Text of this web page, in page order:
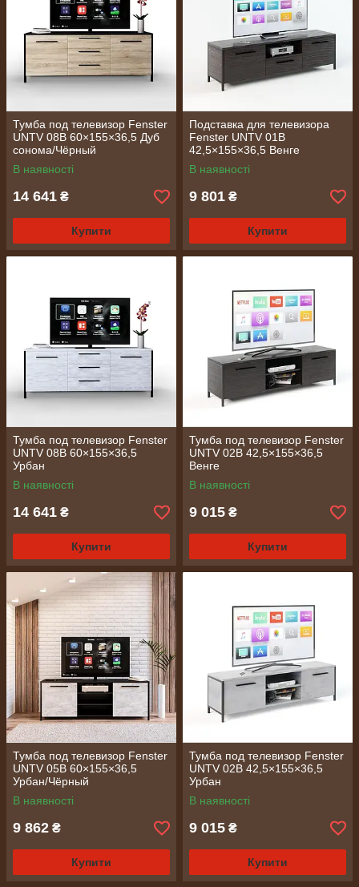
Тумба под телевизор Fenster
UNTV 08B 60×155×36,5 Дуб
сонома/Чёрный
В наявності
14 641 ₴
Купити
Подставка для телевизора
Fenster UNTV 01B
42,5×155×36,5 Венге
В наявності
9 801 ₴
Купити
Тумба под телевизор Fenster
UNTV 08B 60×155×36,5
Урбан
В наявності
14 641 ₴
Купити
Тумба под телевизор Fenster
UNTV 02B 42,5×155×36,5
Венге
В наявності
9 015 ₴
Купити
Тумба под телевизор Fenster
UNTV 05B 60×155×36,5
Урбан/Чёрный
В наявності
9 862 ₴
Купити
Тумба под телевизор Fenster
UNTV 02B 42,5×155×36,5
Урбан
В наявності
9 015 ₴
Купити